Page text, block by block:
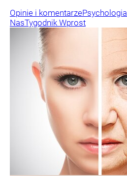
Opinie i komentarzePsychologia
NasTygodnik Wprost